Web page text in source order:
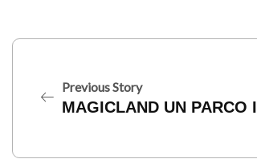
Previous Story
MAGICLAND UN PARCO